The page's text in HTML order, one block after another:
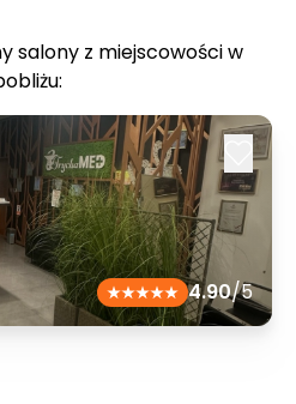
salony z miejscowości w
4.90/5